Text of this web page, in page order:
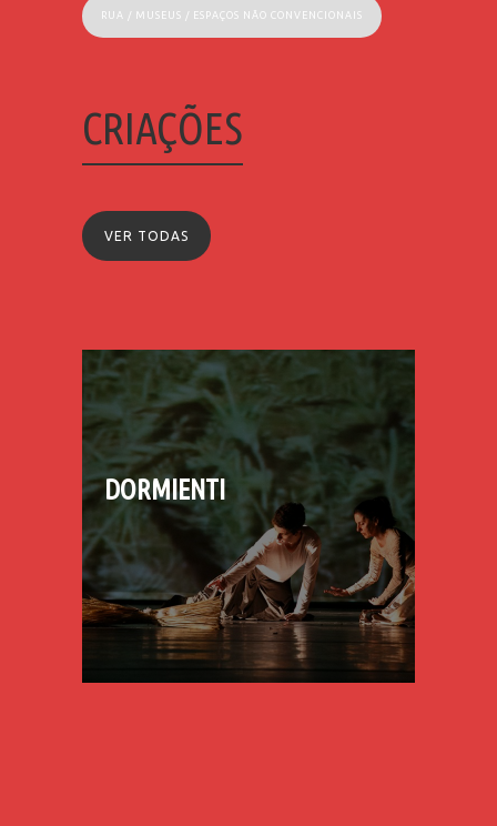
RUA / MUSEUS / ESPAÇOS NÃO CONVENCIONAIS
CRIAÇÕES
VER TODAS
“EXPRESSÃO CORPORAL |
MIRTES CALHEIROS
DORMIENTI
VENTO / WIND : ESTUDOS